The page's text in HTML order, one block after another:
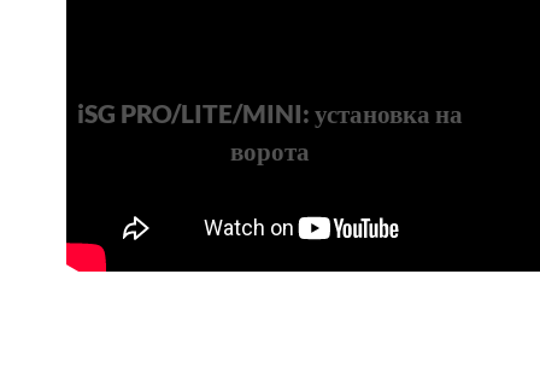
iSG PRO/LITE/MINI: установка на
ворота